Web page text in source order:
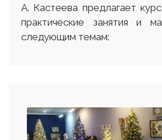
А. Кастеева предлагает
практические занятия и
следующим темам: